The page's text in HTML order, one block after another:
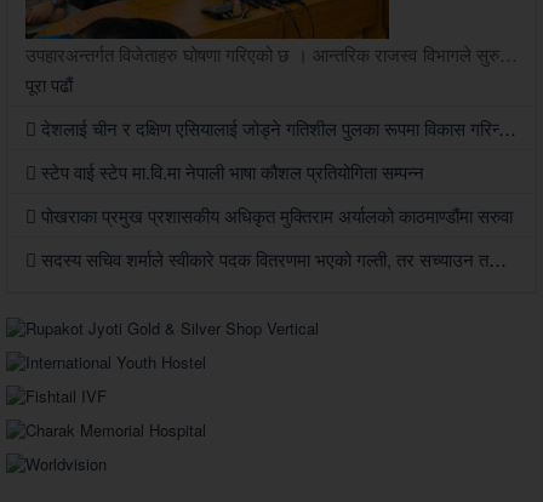
उपहारअन्तर्गत विजेताहरु घोषणा गरिएको छ । आन्तरिक राजस्व विभागले सुरु…
पूरा पढौं
देशलाई चीन र दक्षिण एसियालाई जोड्ने गतिशील पुलका रूपमा विकास गरिन्छ: परराष्ट्रमन्त्री खनाल
स्टेप वाई स्टेप मा.वि.मा नेपाली भाषा कौशल प्रतियोगिता सम्पन्न
पोखराका प्रमुख प्रशासकीय अधिकृत मुक्तिराम अर्यालको काठमाण्डौंमा सरुवा
सदस्य सचिव शर्माले स्वीकारे पदक वितरणमा भएको गल्ती, तर सच्याउन तयार भएनन्